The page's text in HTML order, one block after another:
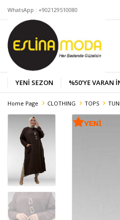
WhatsApp : +902129510080
YENİ SEZON %50'YE VARAN
Home Page CLOTHING TOPS